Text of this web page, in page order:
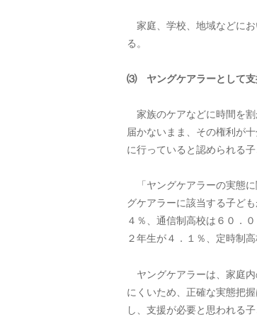
家庭、学校、地域などにお
る。
⑶ ヤングケアラーとして支
家族のケアなどに時間を割
届かないまま、その権利が
に行っていると認められる
「ヤングケアラーの実態に
グケアラーに該当する子ど
４％、通信制高校は６０．
２年生が４．１％、定時制
ヤングケアラーは、家庭内
にくいため、正確な実態把
し、支援が必要と思われる